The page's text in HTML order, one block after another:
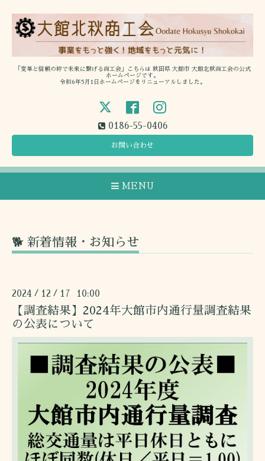
「変革と信頼の絆で未来に繋げる商工会」こちらは 秋田県 大館市 大館北秋商工会の公式
ホームページです。
令和6年5月1日ホームページをリニューアルしました。
0186-55-0406
お問い合わせ
MENU
🐕 新着情報・お知らせ
2024 / 12 / 17 10:00
【調査結果】2024年大館市内通行量調査結果
の公表について